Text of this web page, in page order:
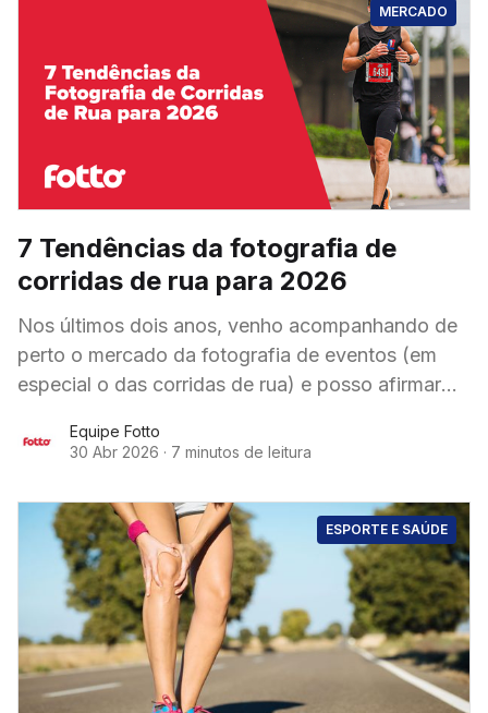
MERCADO
7 Tendências da fotografia de
corridas de rua para 2026
Nos últimos dois anos, venho acompanhando de
perto o mercado da fotografia de eventos (em
especial o das corridas de rua) e posso afirmar
Equipe Fotto
30 Abr 2026 · 7 minutos de leitura
ESPORTE E SAÚDE